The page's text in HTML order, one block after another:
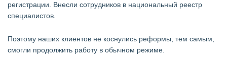
регистрации. Внесли сотрудников в национальный реестр
специалистов.
Поэтому наших клиентов не коснулись реформы, тем самым,
смогли продолжить работу в обычном режиме.